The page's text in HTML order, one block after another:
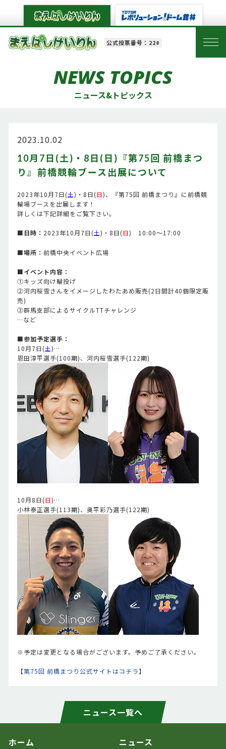
公式投票番号：22#
NEWS TOPICS
ニュース&トピックス
2023.10.02
10月7日(土)・8日(日)『第75回 前橋まつ
り』前橋競輪ブース出展について
2023年10月7日(土)・8日(日)、『第75回 前橋まつり』に前橋競
輪場ブースを出展します！
詳しくは下記詳細をご覧下さい。
■日時： 2023年10月7日(土)・8日(日) 10:00～17:00
■場所： 前橋中央イベント広場
■イベント内容：
①キッズ向け輪投げ
②河内桜雪さんをイメージしたわたあめ販売(2日間計40個限定販
売)
③群馬支部によるサイクルTTチャレンジ
…など
■参加予定選手：
10月7日(土)…
恩田淳平選手(100期)、河内桜雪選手(122期)
10月8日(日)…
小林泰正選手(113期)、奥平彩乃選手(122期)
※予定は変更となる場合がございます。予めご了承ください。
【第75回 前橋まつり公式サイトはコチラ】
ニュース一覧へ
ホーム ニュース